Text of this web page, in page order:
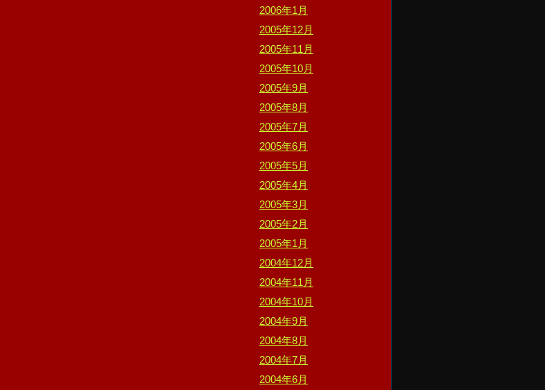
2006年1月
2005年12月
2005年11月
2005年10月
2005年9月
2005年8月
2005年7月
2005年6月
2005年5月
2005年4月
2005年3月
2005年2月
2005年1月
2004年12月
2004年11月
2004年10月
2004年9月
2004年8月
2004年7月
2004年6月